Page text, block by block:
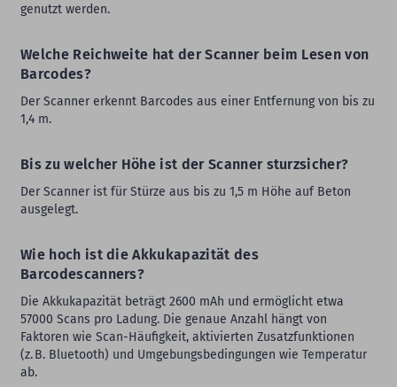
genutzt werden.
Welche Reichweite hat der Scanner beim Lesen von
Barcodes?
Der Scanner erkennt Barcodes aus einer Entfernung von bis zu
1,4 m.
Bis zu welcher Höhe ist der Scanner sturzsicher?
Der Scanner ist für Stürze aus bis zu 1,5 m Höhe auf Beton
ausgelegt.
Wie hoch ist die Akkukapazität des
Barcodescanners?
Die Akkukapazität beträgt 2600 mAh und ermöglicht etwa
57000 Scans pro Ladung. Die genaue Anzahl hängt von
Faktoren wie Scan-Häufigkeit, aktivierten Zusatzfunktionen
(z. B. Bluetooth) und Umgebungsbedingungen wie Temperatur
ab.